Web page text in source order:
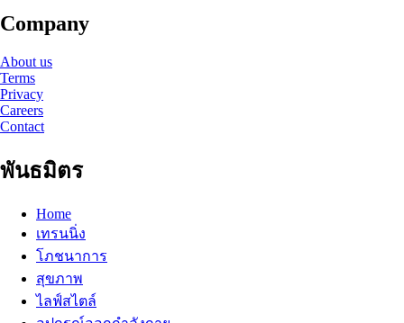
Company
About us
Terms
Privacy
Careers
Contact
พันธมิตร
Home
เทรนนิ่ง
โภชนาการ
สุขภาพ
ไลฟ์สไตล์